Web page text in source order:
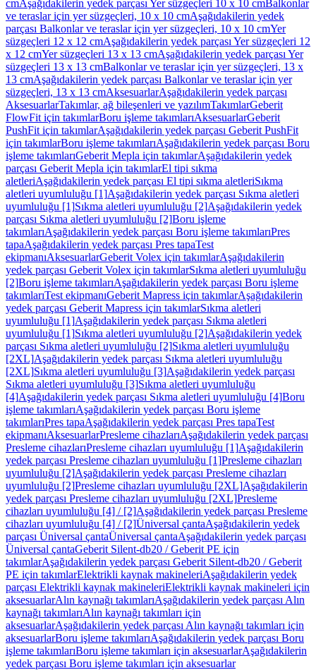
cmAşağıdakilerin yedek parçası Yer süzgeçleri 10 x 10 cmBalkonlar
ve teraslar için yer süzgeçleri, 10 x 10 cmAşağıdakilerin yedek
parçası Balkonlar ve teraslar için yer süzgeçleri, 10 x 10 cmYer
süzgeçleri 12 x 12 cmAşağıdakilerin yedek parçası Yer süzgeçleri 12
x 12 cmYer süzgeçleri 13 x 13 cmAşağıdakilerin yedek parçası Yer
süzgeçleri 13 x 13 cmBalkonlar ve teraslar için yer süzgeçleri, 13 x
13 cmAşağıdakilerin yedek parçası Balkonlar ve teraslar için yer
süzgeçleri, 13 x 13 cmAksesuarlarAşağıdakilerin yedek parçası
AksesuarlarTakımlar, ağ bileşenleri ve yazılımTakımlarGeberit
FlowFit için takımlarBoru işleme takımlarıAksesuarlarGeberit
PushFit için takımlarAşağıdakilerin yedek parçası Geberit PushFit
için takımlarBoru işleme takımlarıAşağıdakilerin yedek parçası Boru
işleme takımlarıGeberit Mepla için takımlarAşağıdakilerin yedek
parçası Geberit Mepla için takımlarEl tipi sıkma
aletleriAşağıdakilerin yedek parçası El tipi sıkma aletleriSıkma
aletleri uyumluluğu [1]Aşağıdakilerin yedek parçası Sıkma aletleri
uyumluluğu [1]Sıkma aletleri uyumluluğu [2]Aşağıdakilerin yedek
parçası Sıkma aletleri uyumluluğu [2]Boru işleme
takımlarıAşağıdakilerin yedek parçası Boru işleme takımlarıPres
tapaAşağıdakilerin yedek parçası Pres tapaTest
ekipmanıAksesuarlarGeberit Volex için takımlarAşağıdakilerin
yedek parçası Geberit Volex için takımlarSıkma aletleri uyumluluğu
[2]Boru işleme takımlarıAşağıdakilerin yedek parçası Boru işleme
takımlarıTest ekipmanıGeberit Mapress için takımlarAşağıdakilerin
yedek parçası Geberit Mapress için takımlarSıkma aletleri
uyumluluğu [1]Aşağıdakilerin yedek parçası Sıkma aletleri
uyumluluğu [1]Sıkma aletleri uyumluluğu [2]Aşağıdakilerin yedek
parçası Sıkma aletleri uyumluluğu [2]Sıkma aletleri uyumluluğu
[2XL]Aşağıdakilerin yedek parçası Sıkma aletleri uyumluluğu
[2XL]Sıkma aletleri uyumluluğu [3]Aşağıdakilerin yedek parçası
Sıkma aletleri uyumluluğu [3]Sıkma aletleri uyumluluğu
[4]Aşağıdakilerin yedek parçası Sıkma aletleri uyumluluğu [4]Boru
işleme takımlarıAşağıdakilerin yedek parçası Boru işleme
takımlarıPres tapaAşağıdakilerin yedek parçası Pres tapaTest
ekipmanıAksesuarlarPresleme cihazlarıAşağıdakilerin yedek parçası
Presleme cihazlarıPresleme cihazları uyumluluğu [1]Aşağıdakilerin
yedek parçası Presleme cihazları uyumluluğu [1]Presleme cihazları
uyumluluğu [2]Aşağıdakilerin yedek parçası Presleme cihazları
uyumluluğu [2]Presleme cihazları uyumluluğu [2XL]Aşağıdakilerin
yedek parçası Presleme cihazları uyumluluğu [2XL]Presleme
cihazları uyumluluğu [4] / [2]Aşağıdakilerin yedek parçası Presleme
cihazları uyumluluğu [4] / [2]Üniversal çantaAşağıdakilerin yedek
parçası Üniversal çantaÜniversal çantaAşağıdakilerin yedek parçası
Üniversal çantaGeberit Silent-db20 / Geberit PE için
takımlarAşağıdakilerin yedek parçası Geberit Silent-db20 / Geberit
PE için takımlarElektrikli kaynak makineleriAşağıdakilerin yedek
parçası Elektrikli kaynak makineleriElektrikli kaynak makineleri için
aksesuarlarAlın kaynağı takımlarıAşağıdakilerin yedek parçası Alın
kaynağı takımlarıAlın kaynağı takımları için
aksesuarlarAşağıdakilerin yedek parçası Alın kaynağı takımları için
aksesuarlarBoru işleme takımlarıAşağıdakilerin yedek parçası Boru
işleme takımlarıBoru işleme takımları için aksesuarlarAşağıdakilerin
yedek parçası Boru işleme takımları için aksesuarlar